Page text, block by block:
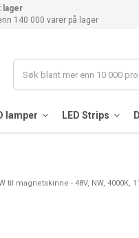
lager
140 000 varer på lager
lamper LED Strips
til magnetskinne - 48V, NW, 4000K,